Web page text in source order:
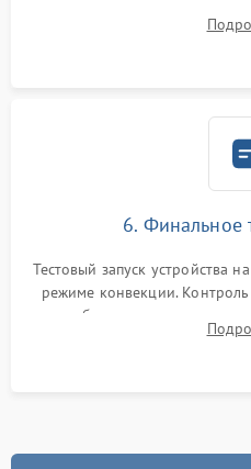
исключить перегрев
Надежная фиксация
6. Финальное
Тестовый запуск устройства
режиме конвекции.
срабатывания
температуры и тест на